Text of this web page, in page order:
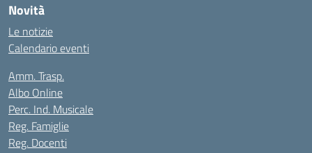
Novità
Le notizie
Calendario eventi
Amm. Trasp.
Albo Online
Perc. Ind. Musicale
Reg. Famiglie
Reg. Docenti